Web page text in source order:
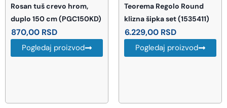
Teorema Regolo Round
klizna šipka set (1535411)
6.229,00RSD
Pogledaj proizvod
Hansgrohe Isiflex tuš
crevo 160 cm (28276000)
3.939,00RSD
Pogledaj proizvod